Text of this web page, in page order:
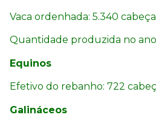
Vaca ordenhada: 5.340
Quantidade produzida no
Equinos
Efetivo do rebanho: 722
Galináceos